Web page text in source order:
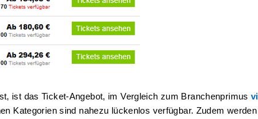
ist das Ticket-Angebot, im Vergleich zum Branchenprimus
Kategorien sind nahezu lückenlos verfügbar. Zudem